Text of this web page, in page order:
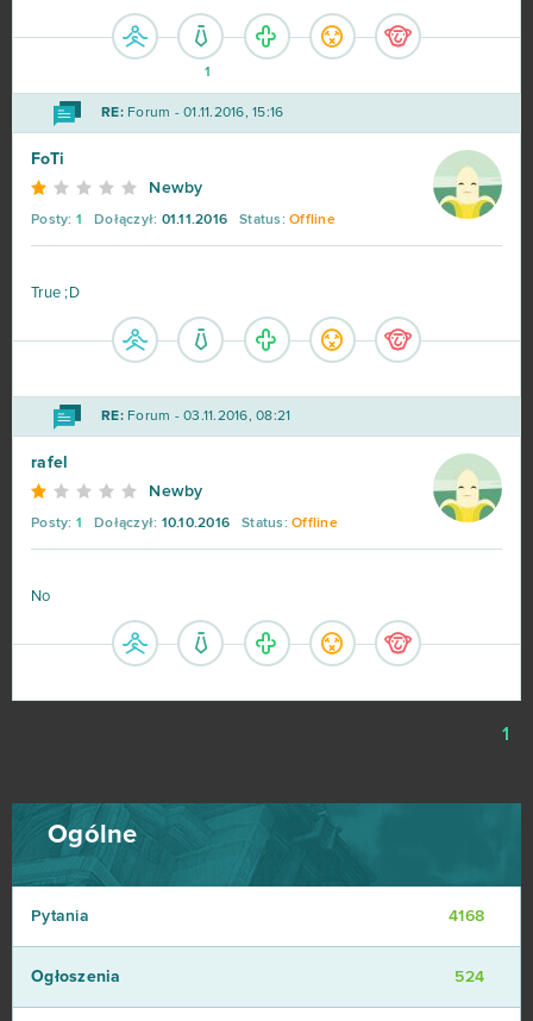
1
RE:Forum - 01.11.2016, 15:16
FoTi
Newby
Posty: 1 Dołączył: 01.11.2016 Status: Offline
True ;D
RE:Forum - 03.11.2016, 08:21
rafel
Newby
Posty: 1 Dołączył: 10.10.2016 Status: Offline
No
1
Ogólne
Pytania 4168
Ogłoszenia 524